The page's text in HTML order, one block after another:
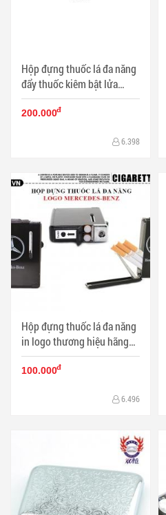
Hộp đựng thuốc lá đa năng
đẩy thuốc kiêm bật lửa
mang thương hiệu LOUIS
VUITTON ver 2 màu trắng
200.000đ
6.398
Hộp đựng thuốc lá đa năng
in logo thương hiệu hãng
xe nổi tiếng Mercedes -
Benz - Mã SP: BL09071
100.000đ
6.496